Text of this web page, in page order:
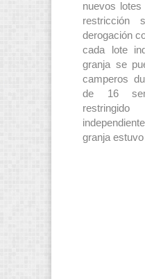
nuevos
restricción
derogación
cada lote
granja se
camperos
de 16
granja